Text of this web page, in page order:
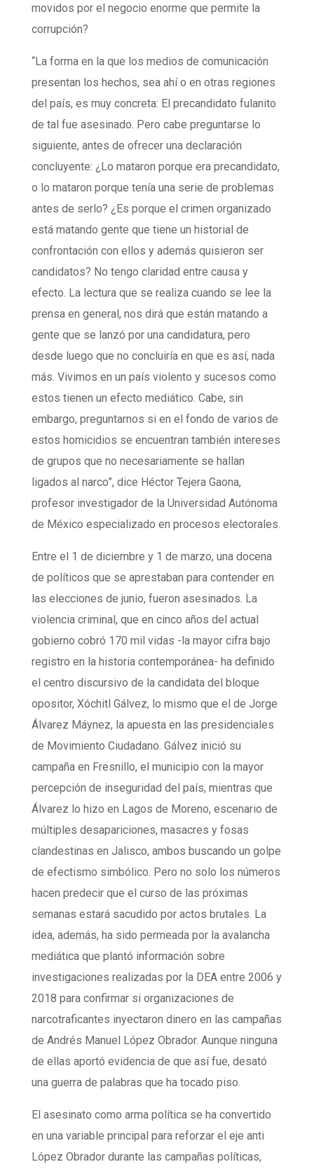
movidos por el negocio enorme que permite la
corrupción?
“La forma en la que los medios de comunicación
presentan los hechos, sea ahí o en otras regiones
del país, es muy concreta: El precandidato fulanito
de tal fue asesinado. Pero cabe preguntarse lo
siguiente, antes de ofrecer una declaración
concluyente: ¿Lo mataron porque era precandidato,
o lo mataron porque tenía una serie de problemas
antes de serlo? ¿Es porque el crimen organizado
está matando gente que tiene un historial de
confrontación con ellos y además quisieron ser
candidatos? No tengo claridad entre causa y
efecto. La lectura que se realiza cuando se lee la
prensa en general, nos dirá que están matando a
gente que se lanzó por una candidatura, pero
desde luego que no concluiría en que es así, nada
más. Vivimos en un país violento y sucesos como
estos tienen un efecto mediático. Cabe, sin
embargo, preguntarnos si en el fondo de varios de
estos homicidios se encuentran también intereses
de grupos que no necesariamente se hallan
ligados al narco”, dice Héctor Tejera Gaona,
profesor investigador de la Universidad Autónoma
de México especializado en procesos electorales.
Entre el 1 de diciembre y 1 de marzo, una docena
de políticos que se aprestaban para contender en
las elecciones de junio, fueron asesinados. La
violencia criminal, que en cinco años del actual
gobierno cobró 170 mil vidas -la mayor cifra bajo
registro en la historia contemporánea- ha definido
el centro discursivo de la candidata del bloque
opositor, Xóchitl Gálvez, lo mismo que el de Jorge
Álvarez Máynez, la apuesta en las presidenciales
de Movimiento Ciudadano. Gálvez inició su
campaña en Fresnillo, el municipio con la mayor
percepción de inseguridad del país, mientras que
Álvarez lo hizo en Lagos de Moreno, escenario de
múltiples desapariciones, masacres y fosas
clandestinas en Jalisco, ambos buscando un golpe
de efectismo simbólico. Pero no solo los números
hacen predecir que el curso de las próximas
semanas estará sacudido por actos brutales. La
idea, además, ha sido permeada por la avalancha
mediática que plantó información sobre
investigaciones realizadas por la DEA entre 2006 y
2018 para confirmar si organizaciones de
narcotraficantes inyectaron dinero en las campañas
de Andrés Manuel López Obrador. Aunque ninguna
de ellas aportó evidencia de que así fue, desató
una guerra de palabras que ha tocado piso.
El asesinato como arma política se ha convertido
en una variable principal para reforzar el eje anti
López Obrador durante las campañas políticas,